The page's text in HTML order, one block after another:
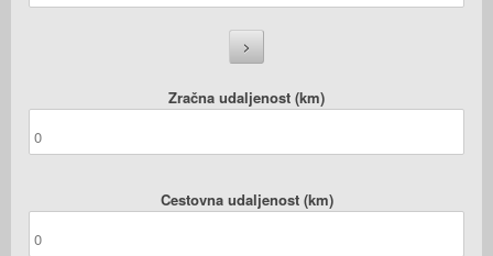
Zračna udaljenost (km)
Cestovna udaljenost (km)